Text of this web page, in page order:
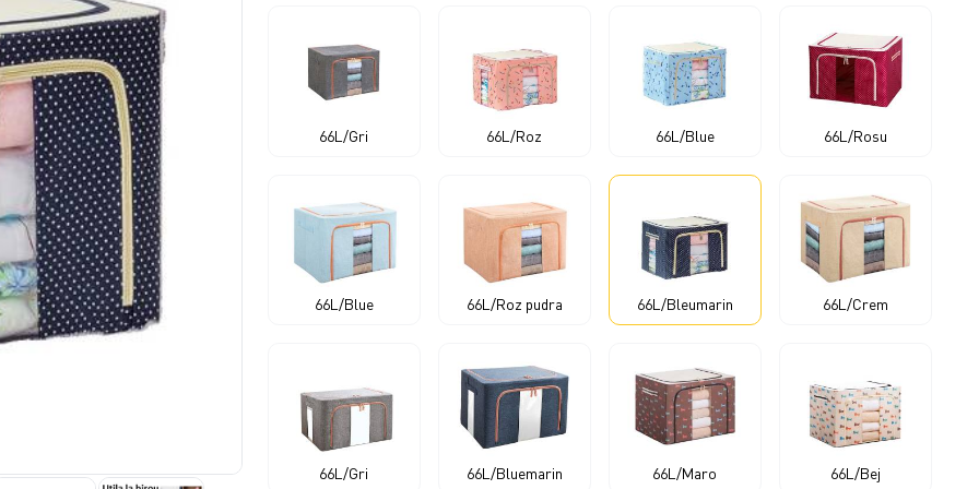
66L/Gri 66L/Roz 66L/Blue 66L/Rosu
66L/Blue 66L/Roz pudra 66L/Bleumarin 66L/Crem
66L/Gri 66L/Bluemarin 66L/Maro 66L/Bej